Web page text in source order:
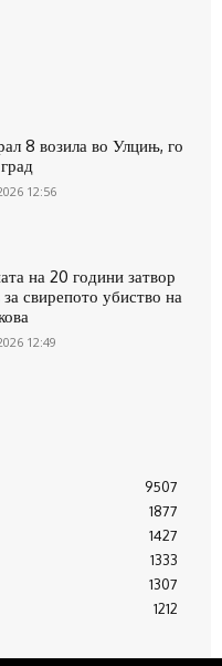
8 возила во Улцињ, го
12:56
на 20 години затвор
свирепото убиство на
12:49
9507
1877
1427
1333
1307
1212